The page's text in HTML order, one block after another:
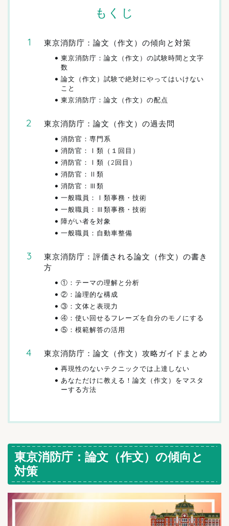
もくじ
東京消防庁：論文（作文）の傾向と対策
東京消防庁：論文（作文）の試験時間と文字
数
論文（作文）試験で絶対にやってはいけない
こと
東京消防庁：論文（作文）の配点
東京消防庁：論文（作文）の過去問
消防官：専門系
消防官：Ⅰ類（１回目）
消防官：Ⅰ類（2回目）
消防官：Ⅱ類
消防官：Ⅲ類
一般職員：Ⅰ類事務・技術
一般職員：Ⅲ類事務・技術
障がい者を対象
一般職員：自動車整備
東京消防庁：評価される論文（作文）の書き
方
①：テーマの理解と分析
②：論理的な構成
③：文体と表現力
④：使い回せるフレーズを自分のモノにする
⑤：模範解答の活用
東京消防庁：論文（作文）攻略ガイドまとめ
再現性のないテクニックでは上達しない
あなただけに教える！論文（作文）をマスタ
ーする方法
東京消防庁：論文（作文）の傾向と
対策